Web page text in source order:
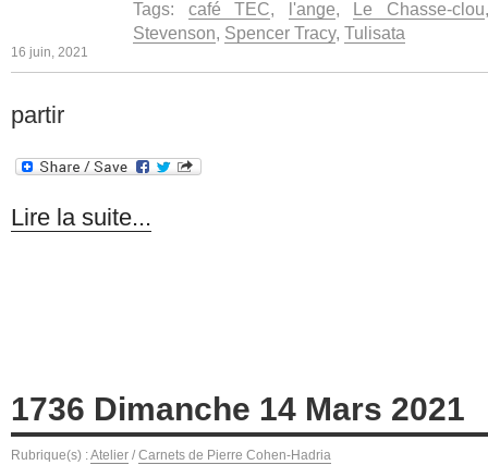
Tags: café TEC l'ange Le Chasse-clou
Stevenson Spencer Tracy, Tulisata
16 juin, 2021
partir
Lire la suite...
1736 Dimanche 14 Mars 2021
Rubrique(s) :Atelier / Carnets de Pierre Cohen-Hadria